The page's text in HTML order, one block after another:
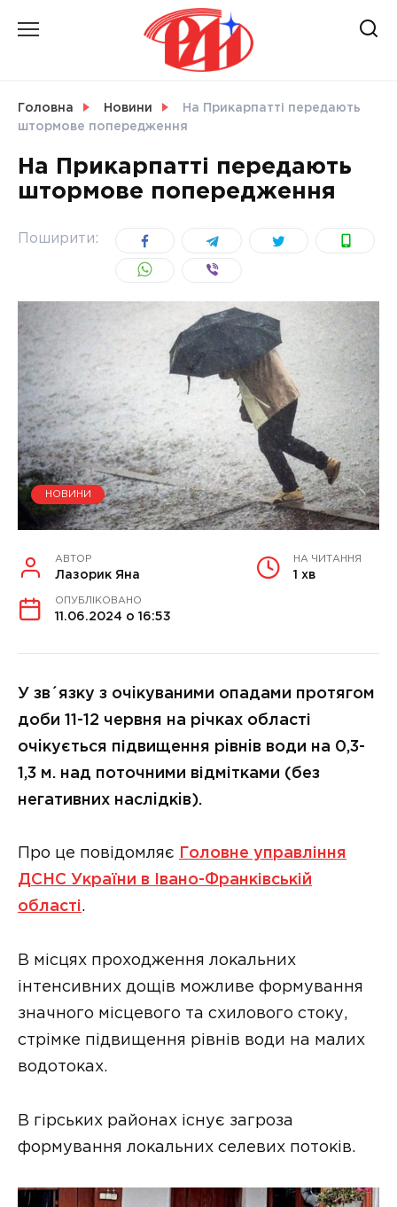
УКРАЇНА
Головна Новини
На Прикарпатті передають
штормове попередження
На Прикарпатті передають
штормове попередження
Поширити:
НОВИНИ
АВТОР
Лазорик Яна
НА ЧИТАННЯ
1 хв
ОПУБЛІКОВАНО
11.06.2024 о 16:53
У зв´язку з очiкуваними опадами протягом
доби 11-12 червня на рiчках області
очiкується підвищення рiвнiв води на 0,3-
1,3 м. над поточними відмітками (без
негативних наслiдкiв).
Про це повідомляє
Головне управління
ДСНС України в Івано-Франківській
області.
В мiсцях проходження локальних
iнтенсивних дощiв можливе формування
значного мiсцевого та схилового стоку,
стрiмке пiдвищення рiвнiв води на малих
водотоках.
В гiрських районах iснує загроза
формування локальних селевих потокiв.